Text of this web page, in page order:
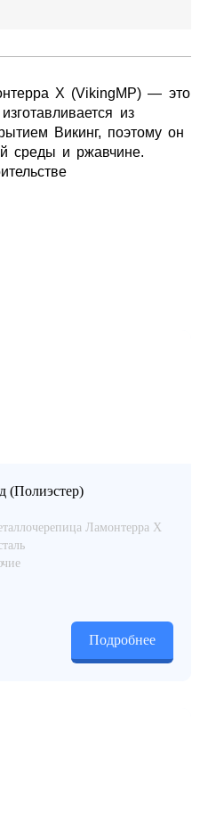
X (VikingMP) — это
из
Викинг, поэтому он
среды и ржавчине.
(Полиэстер)
Ламонтерра Х
Подробнее